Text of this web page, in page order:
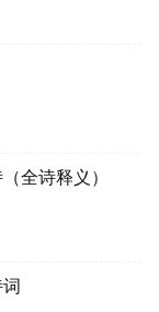
全诗释义）